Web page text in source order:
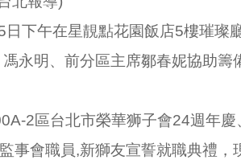
下午在星靚點花園飯店5樓璀璨
永明、前分區主席鄒春妮協助籌
2區台北市榮華狮子會24週年
事會職員,新獅友宣誓就職典禮，